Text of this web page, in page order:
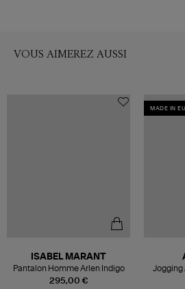
VOUS AIMEREZ AUSSI
295,00 €
ISABEL MARANT
Pantalon Homme Arlen Indigo
MADE IN
Jogging